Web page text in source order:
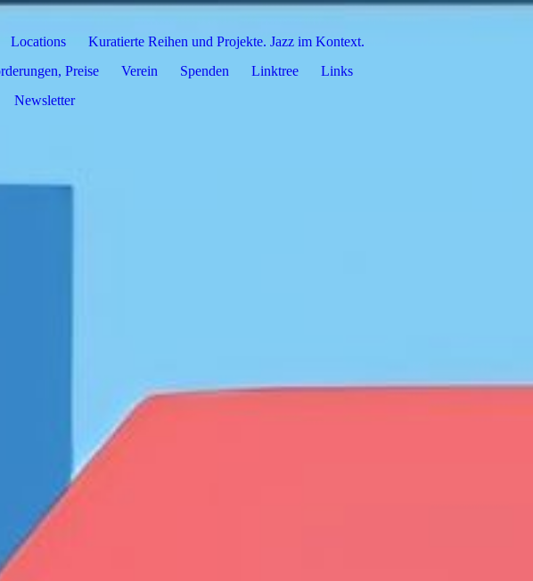
Locations
Kuratierte Reihen und Projekte. Jazz im Kontext.
Preise Verein Spenden Linktree
Links
Newsletter